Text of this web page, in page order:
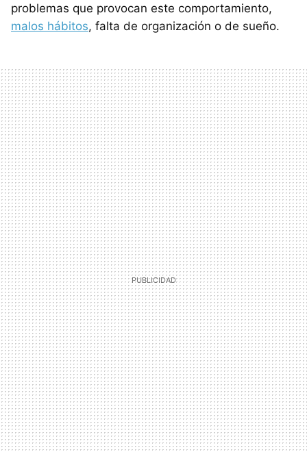
problemas que provocan este comportamiento,
malos hábitos, falta de organización o de sueño.